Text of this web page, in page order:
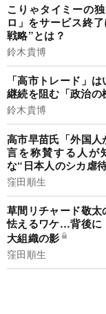
こりゃタイミーの
ロ」をサービス終
戦略”とは？
鈴木貴博
「高市トレード」
継続を阻む「政治
鈴木貴博
高市早苗氏「外国
言を称賛する人が
な“日本人のシカ虐
窪田順生
草間リチャード敬
怯えるワケ…背後に
大組織の影
窪田順生